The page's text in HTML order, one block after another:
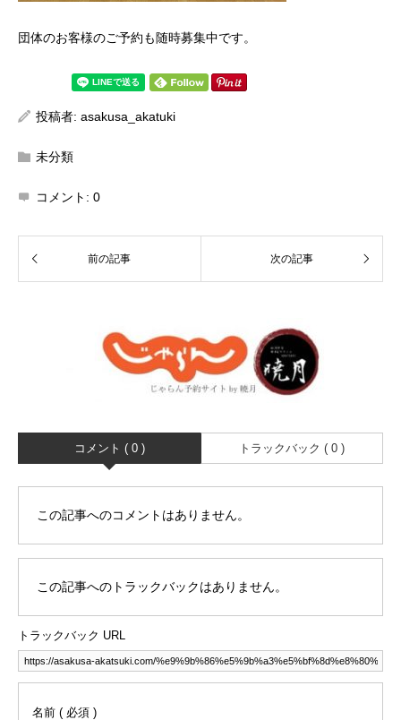
団体のお客様のご予約も随時募集中です。
投稿者: asakusa_akatuki
未分類
コメント: 0
コメント ( 0 ) トラックバック ( 0 )
この記事へのコメントはありません。
この記事へのトラックバックはありません。
トラックバック URL
名前 ( 必須 )